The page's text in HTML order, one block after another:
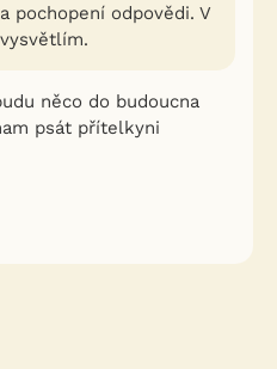
pochopení odpovědi. V
něco do budoucna
psát přítelkyni